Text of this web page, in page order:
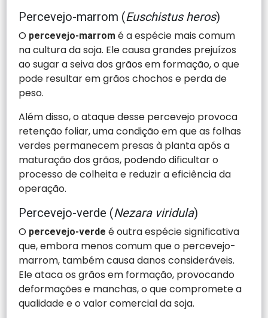
Percevejo-marrom (Euschistus heros)
O percevejo-marrom é a espécie mais comum
na cultura da soja. Ele causa grandes prejuízos
ao sugar a seiva dos grãos em formação, o que
pode resultar em grãos chochos e perda de
peso.
Além disso, o ataque desse percevejo provoca
retenção foliar, uma condição em que as folhas
verdes permanecem presas à planta após a
maturação dos grãos, podendo dificultar o
processo de colheita e reduzir a eficiência da
operação.
Percevejo-verde (Nezara viridula)
O percevejo-verde é outra espécie significativa
que, embora menos comum que o percevejo-
marrom, também causa danos consideráveis.
Ele ataca os grãos em formação, provocando
deformações e manchas, o que compromete a
qualidade e o valor comercial da soja.